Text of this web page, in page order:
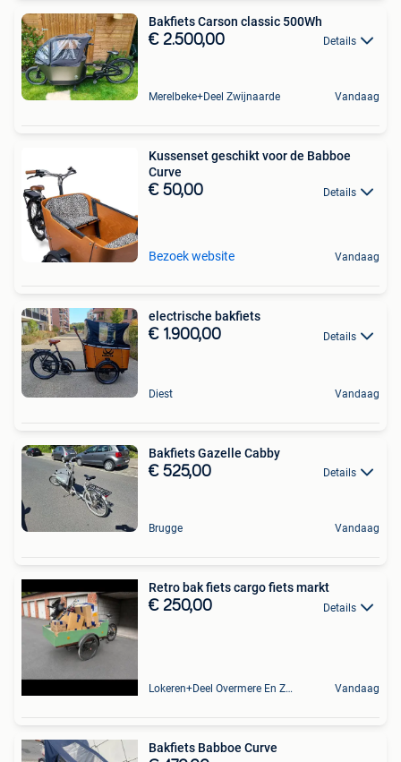
Bakfiets Carson classic 500Wh
€ 2.500,00 Details
Merelbeke+Deel Zwijnaarde Vandaag
Kussenset geschikt voor de Babboe
Curve
€ 50,00 Details
Bezoek website Vandaag
electrische bakfiets
€ 1.900,00 Details
Diest Vandaag
Bakfiets Gazelle Cabby
€ 525,00 Details
Brugge Vandaag
Retro bak fiets cargo fiets markt
€ 250,00 Details
Lokeren+Deel Overmere En Zele Vandaag
Bakfiets Babboe Curve